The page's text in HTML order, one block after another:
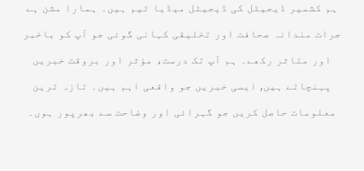
ہم کشمیر ڈیجیٹل کی ڈیجیٹل میڈیا ٹیم ہیں۔ ہمارا مشن ہے
جرات مندانہ صحافت اور تخلیقی کہانی گوئی جو آپ کو باخبر
اور متاثر رکھے۔ ہم آپ تک درست، مؤثر اور بروقت خبریں
پہنچاتے ہیں, ایسی خبریں جو واقعی اہم ہیں۔ تازہ ترین
معلومات حاصل کریں جو گہرائی اور وضاحت سے بھرپور ہوں۔